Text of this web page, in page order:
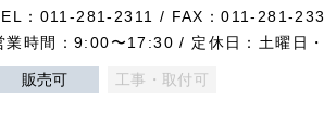
：011-281-2311 / FAX：011-281-
業時間：9:00〜17:30 / 定休日：土曜日
販売可 工事・取付可